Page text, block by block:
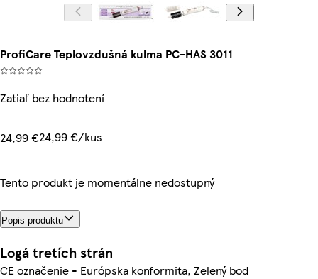
ProfiCare Teplovzdušná kulma PC-HAS 3011
Zatiaľ bez hodnotení
24,99 €24,99 €/kus
Tento produkt je momentálne nedostupný
Popis produktu
Logá tretích strán
CE označenie - Európska konformita, Zelený bod